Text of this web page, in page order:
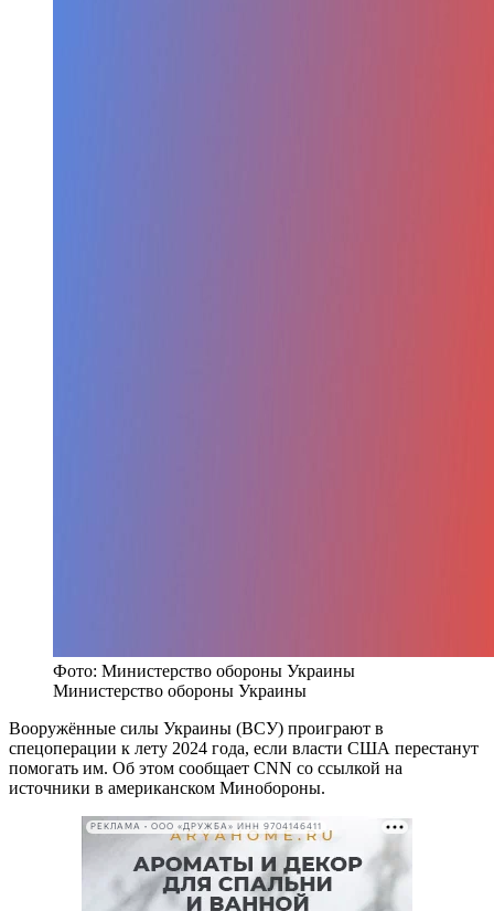
Фото: Министерство обороны Украины
Министерство обороны Украины
Вооружённые силы Украины (ВСУ) проиграют в
спецоперации к лету 2024 года, если власти США перестанут
помогать им. Об этом сообщает CNN со ссылкой на
источники в американском Минобороны.
РЕКЛАМА • ООО «ДРУЖБА» ИНН 9704146411